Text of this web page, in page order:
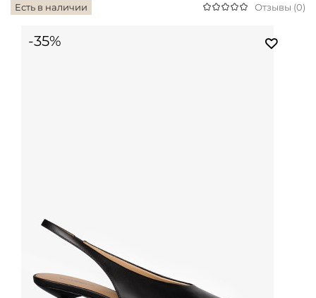
Есть в наличии Отзывы (0)
-35%